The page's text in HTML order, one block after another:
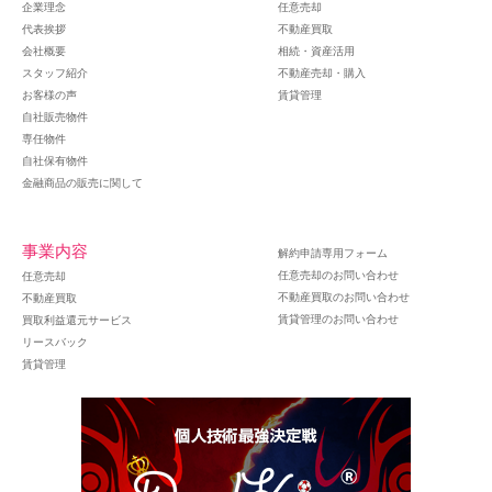
企業理念
代表挨拶
会社概要
スタッフ紹介
お客様の声
自社販売物件
専任物件
自社保有物件
金融商品の販売に関して
任意売却
不動産買取
相続・資産活用
不動産売却・購入
賃貸管理
事業内容
任意売却
不動産買取
買取利益還元サービス
リースバック
賃貸管理
解約申請専用フォーム
任意売却のお問い合わせ
不動産買取のお問い合わせ
賃貸管理のお問い合わせ